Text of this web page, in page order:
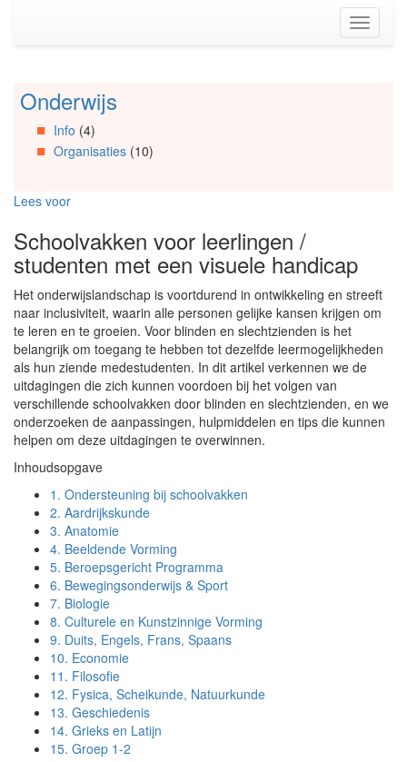
(Accesskey
Toggle
Spring
Artikels
Spring
Spring
Organisaties
Spring
Social
media
Onderwijs
Info (4)
Organisaties(10)
Lees voor
Schoolvakken voor leerlingen /
studenten met een visuele handicap
Het onderwijslandschap is voortdurend in ontwikkeling en streeft
naar inclusiviteit, waarin alle personen gelijke kansen krijgen om
te leren en te groeien. Voor blinden en slechtzienden is het
belangrijk om toegang te hebben tot dezelfde leermogelijkheden
als hun ziende medestudenten. In dit artikel verkennen we de
uitdagingen die zich kunnen voordoen bij het volgen van
verschillende schoolvakken door blinden en slechtzienden, en we
onderzoeken de aanpassingen, hulpmiddelen en tips die kunnen
helpen om deze uitdagingen te overwinnen.
Inhoudsopgave
1. Ondersteuning bij schoolvakken
2. Aardrijkskunde
3. Anatomie
4. Beeldende Vorming
5. Beroepsgericht Programma
6. Bewegingsonderwijs & Sport
7. Biologie
8. Culturele en Kunstzinnige Vorming
9. Duits, Engels, Frans, Spaans
10. Economie
11. Filosofie
12. Fysica, Scheikunde, Natuurkunde
13. Geschiedenis
14. Grieks en Latijn
15. Groep 1-2